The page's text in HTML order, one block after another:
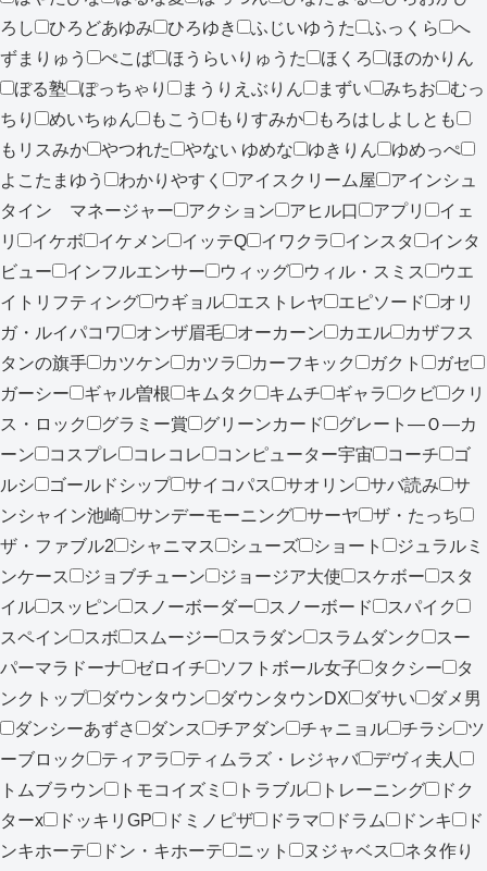
ろし
ひろどあゆみ ひろゆき ふじいゆうた ふっくら
へ
ずまりゅう
ぺこぱ ほうらいりゅうた ほくろ
ほのかりん
ぼる塾
ぽっちゃり まうりえぶりん まずい みちお
むっ
ちり
めいちゅん もこう もりすみか
もろはしよしとも
もリスみか
やつれた やない ゆめな ゆきりん
ゆめっぺ
よこたまゆう
わかりやすく アイスクリーム屋
アインシュ
タイン マネージャー
アクション アヒル口 アプリ
イェ
リ
イケボ イケメン イッテQ イワクラ インスタ
インタ
ビュー
インフルエンサー ウィッグ ウィル・スミス
ウエ
イトリフティング
ウギョル エストレヤ エピソード
オリ
ガ・ルイパコワ
オンザ眉毛 オーカーン カエル
カザフス
タンの旗手
カツケン カツラ カーフキック ガクト
ガセ
ガーシー
ギャル曽根 キムタク キムチ ギャラ クビ
クリ
ス・ロック
グラミー賞 グリーンカード
グレート―Ｏ―カ
ーン
コスプレ コレコレ コンピューター宇宙 コーチ
ゴ
ルシ
ゴールドシップ サイコパス サオリン サバ読み
サ
ンシャイン池崎
サンデーモーニング サーヤ
ザ・たっち
ザ・ファブル2
シャニマス シューズ ショート
ジュラルミ
ンケース
ジョブチューン ジョージア大使 スケボー
スタ
イル
スッピン スノーボーダー スノーボード
スパイク
スペイン
スボ スムージー スラダン スラムダンク
スー
パーマラドーナ
ゼロイチ ソフトボール女子 タクシー
タ
ンクトップ
ダウンタウン ダウンタウンDX ダサい
ダメ男
ダンシーあずさ
ダンス チアダン チャニョル チラシ
ツ
ーブロック
ティアラ ティムラズ・レジャバ
デヴィ夫人
トムブラウン
トモコイズミ トラブル トレーニング
ドク
ターx
ドッキリGP ドミノピザ ドラマ ドラム ドンキ
ド
ンキホーテ
ドン・キホーテ ニット ヌジャベス
ネタ作り